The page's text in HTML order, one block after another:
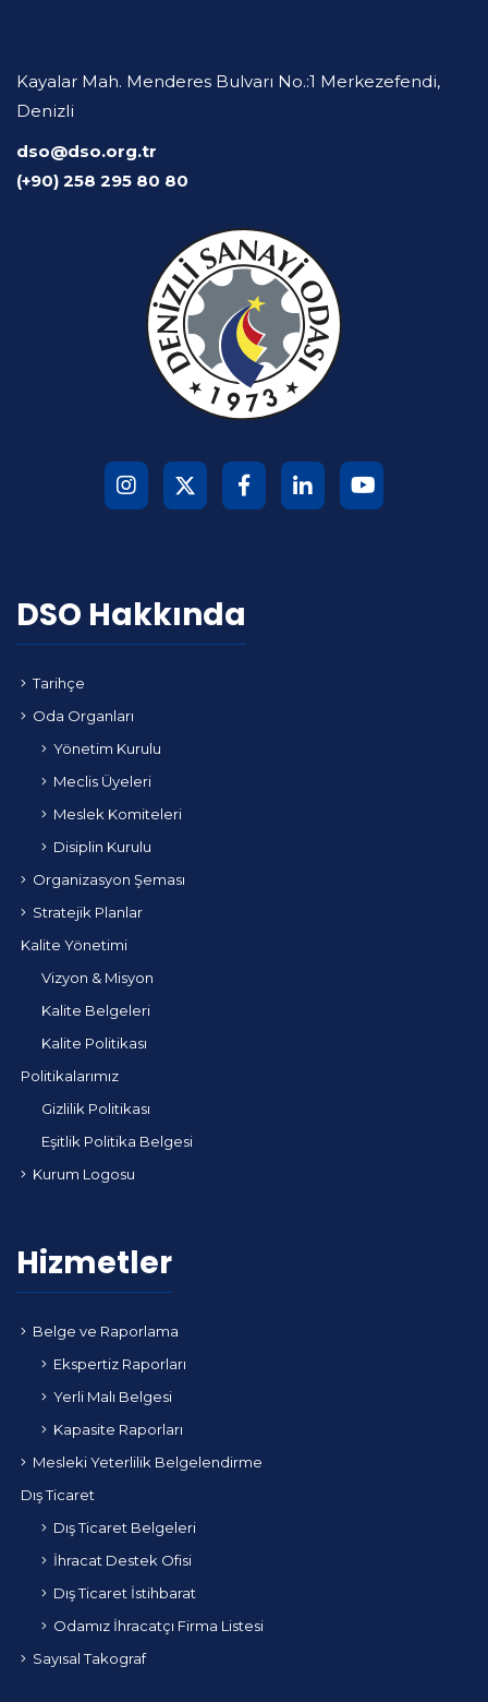
Kayalar Mah. Menderes Bulvarı No.:1 Merkezefendi,
Denizli
dso@dso.org.tr
(+90) 258 295 80 80
DSO Hakkında
Tarihçe
Oda Organları
Yönetim Kurulu
Meclis Üyeleri
Meslek Komiteleri
Disiplin Kurulu
Organizasyon Şeması
Stratejik Planlar
Kalite Yönetimi
Vizyon & Misyon
Kalite Belgeleri
Kalite Politikası
Politikalarımız
Gizlilik Politikası
Eşitlik Politika Belgesi
Kurum Logosu
Hizmetler
Belge ve Raporlama
Ekspertiz Raporları
Yerli Malı Belgesi
Kapasite Raporları
Mesleki Yeterlilik Belgelendirme
Dış Ticaret
Dış Ticaret Belgeleri
İhracat Destek Ofisi
Dış Ticaret İstihbarat
Odamız İhracatçı Firma Listesi
Sayısal Takograf